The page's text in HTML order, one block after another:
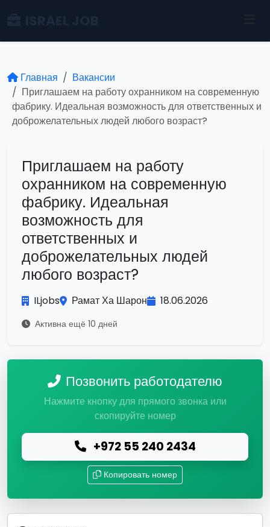
Главная
Вакансии
Приглашаем на работу охранником на современную
фабрику. Идеальная возможность для ответственных и
доброжелательных людей любого возраст?
Приглашаем на работу
охранником на современную
фабрику. Идеальная
возможность для
ответственных и
доброжелательных людей
любого возраст?
ILjobs Рамат Ха Шарон 18.06.2026
Активна ещё 10 дней
Позвонить работодателю
Нажмите кнопку для прямого звонка или
скопируйте номер
+972 55 240 2434
Копировать номер